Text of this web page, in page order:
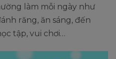
làm mỗi ngày như
răng, ăn sáng, đến
tập, vui chơi…